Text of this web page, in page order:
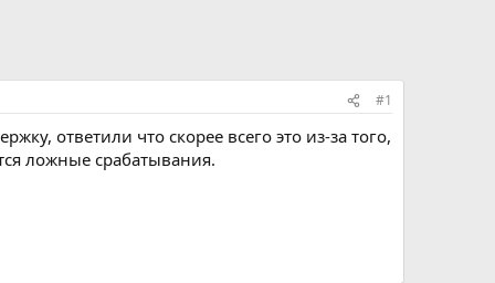
#1
ответили что скорее всего это из-за того,
ложные срабатывания.